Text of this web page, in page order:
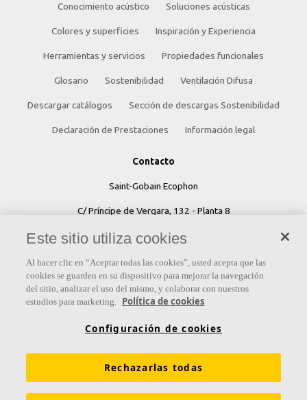
Conocimiento acústico Soluciones acústicas
Colores y superficies Inspiración y Experiencia
Herramientas y servicios Propiedades funcionales
Glosario Sostenibilidad Ventilación Difusa
Descargar catálogos Sección de descargas Sostenibilidad
Declaración de Prestaciones Información legal
Contacto
Saint-Gobain Ecophon
C/ Príncipe de Vergara, 132 - Planta 8
28002 Madrid (España)
+34 91 770 77 06
ecophon.es@saint-gobain.com
Este sitio utiliza cookies
Al hacer clic en “Aceptar todas las cookies”, usted acepta que las
cookies se guarden en su dispositivo para mejorar la navegación
del sitio, analizar el uso del mismo, y colaborar con nuestros
estudios para marketing. Política de cookies
Configuración de cookies
Rechazarlas todas